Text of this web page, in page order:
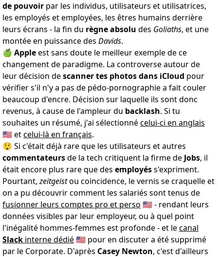
de pouvoir par les individus, utilisateurs et utilisatrices,
les employés et employées, les êtres humains derrière
leurs écrans - la fin du règne absolu des Goliaths, et une
montée en puissance des Davids.
🍏 Appleest sans doute le meilleur exemple de ce
changement de paradigme. La controverse autour de
leur décision descanner tes photos dans iCloud pour
vérifier s'il n'y a pas de pédo-pornographie a fait couler
beaucoup d'encre. Décision sur laquelle ils sont donc
revenus, à cause de l'ampleur du backlash. Si tu
souhaites un résumé, j'ai sélectionnécelui-ci en anglais
🇺🇸 etcelui-là en français.
😲 Si c'était déjà rare que les utilisateurs et autres
commentateursde la tech critiquent la firme de Jobs, il
était encore plus rare que des employéss'expriment.
Pourtant,zeitgeistou coincidence, le vernis se craquelle et
on a pu découvrir comment les salariés sont tenus de
fusionner leurs comptes pro et perso 🇺🇸 - rendant leurs
données visibles par leur employeur, ou à quel point
l'inégalité hommes-femmes est profonde - et lecanal
Slack interne dédié🇺🇸 pour en discuter a été supprimé
par le Corporate. D'après Casey Newton, c'est d'ailleurs